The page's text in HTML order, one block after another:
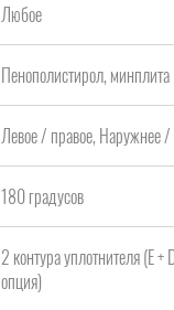
Любое
Пенополистирол, минплита
Левое / правое, Наружнее /
180 градусов
2 контура уплотнителя (Е
опция)